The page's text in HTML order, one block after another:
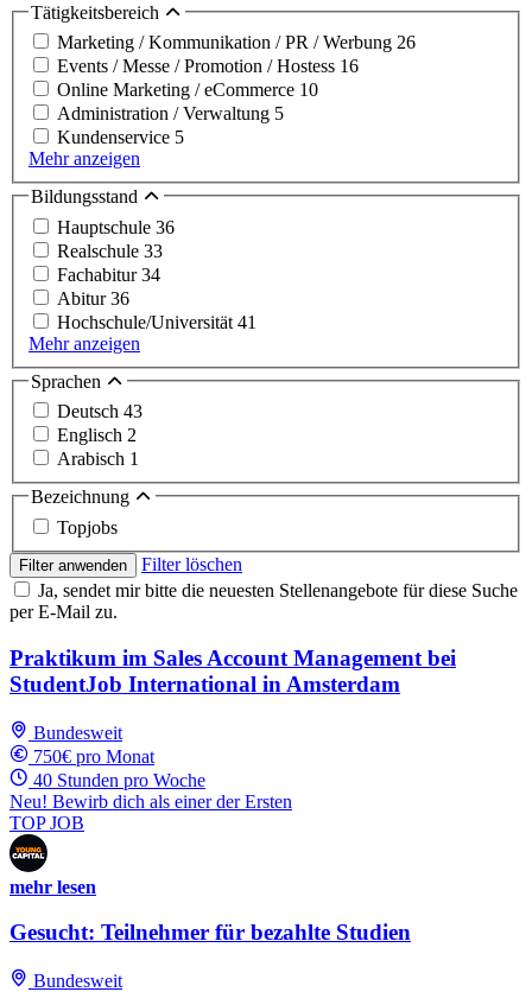
Tätigkeitsbereich
Marketing / Kommunikation / PR / Werbung 26
Events / Messe / Promotion / Hostess 16
Online Marketing / eCommerce 10
Administration / Verwaltung 5
Kundenservice 5
Mehr anzeigen
Bildungsstand
Hauptschule 36
Realschule 33
Fachabitur34
Abitur36
Hochschule/Universität 41
Mehr anzeigen
Sprachen
Deutsch 43
Englisch 2
Arabisch 1
Bezeichnung
Topjobs
Filter anwenden
Filter löschen
Ja, sendet mir bitte die neuesten Stellenangebote für diese Suche
per E-Mail zu.
Praktikum im Sales Account Management bei
StudentJob International in Amsterdam
Bundesweit
750€ pro Monat
40 Stunden pro Woche
Neu! Bewirb dich als einer der Ersten
TOP JOB
mehr lesen
Gesucht: Teilnehmer für bezahlte Studien
Bundesweit